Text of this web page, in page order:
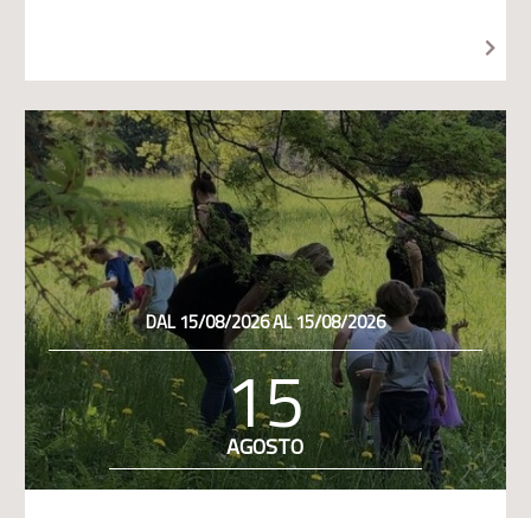
DAL 15/08/2026 AL 15/08/2026
15
AGOSTO